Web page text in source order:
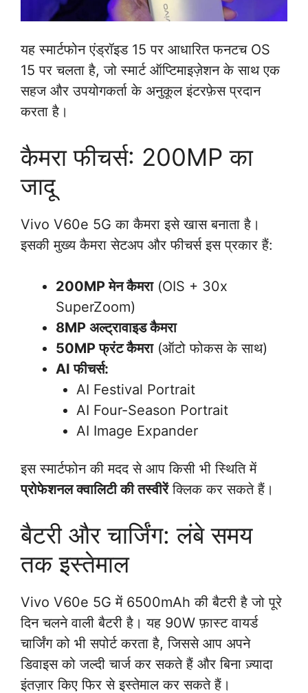
यह स्मार्टफोन एंड्रॉइड 15 पर आधारित फनटच OS
15 पर चलता है, जो स्मार्ट ऑप्टिमाइज़ेशन के साथ एक
सहज और उपयोगकर्ता के अनुकूल इंटरफ़ेस प्रदान
करता है।
कैमरा फीचर्स: 200MP का
जादू
Vivo V60e 5G का कैमरा इसे खास बनाता है।
इसकी मुख्य कैमरा सेटअप और फीचर्स इस प्रकार हैं:
200MP मेन कैमरा(OIS + 30x
SuperZoom)
8MP अल्ट्रावाइड कैमरा
50MP फ्रंट कैमरा(ऑटो फोकस के साथ)
AI फीचर्स:
AI Festival Portrait
AI Four-Season Portrait
AI Image Expander
इस स्मार्टफोन की मदद से आप किसी भी स्थिति में
प्रोफेशनल क्वालिटी की तस्वीरेंक्लिक कर सकते हैं।
बैटरी और चार्जिंग: लंबे समय
तक इस्तेमाल
Vivo V60e 5G में 6500mAh की बैटरी है जो पूरे
दिन चलने वाली बैटरी है। यह 90W फ़ास्ट वायर्ड
चार्जिंग को भी सपोर्ट करता है, जिससे आप अपने
डिवाइस को जल्दी चार्ज कर सकते हैं और बिना ज़्यादा
इंतज़ार किए फिर से इस्तेमाल कर सकते हैं।